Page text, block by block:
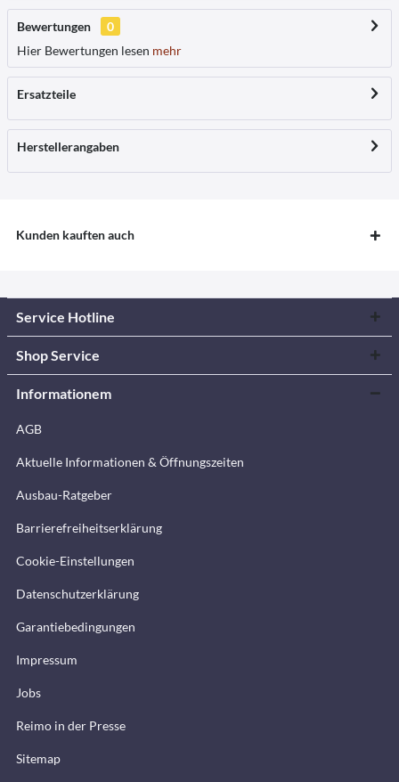
Bewertungen
0
Hier Bewertungen lesen mehr
Ersatzteile
Herstellerangaben
Kunden kauften auch
Service Hotline
Shop Service
Informationem
AGB
Aktuelle Informationen & Öffnungszeiten
Ausbau-Ratgeber
Barrierefreiheitserklärung
Cookie-Einstellungen
Datenschutzerklärung
Garantiebedingungen
Impressum
Jobs
Reimo in der Presse
Sitemap